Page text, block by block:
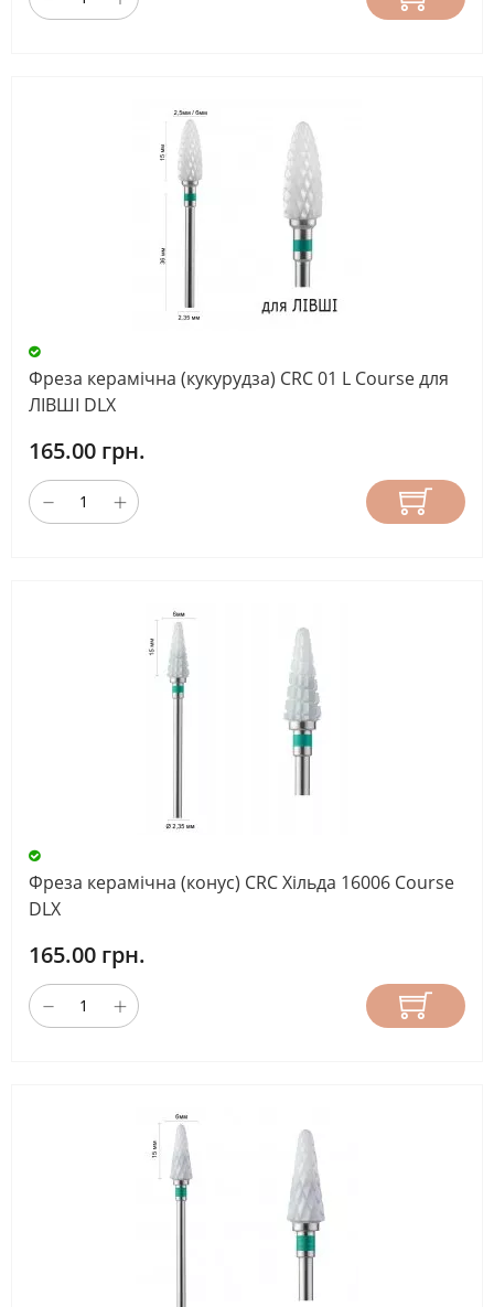
Фреза керамічна (кукурудза) CRC 01 L Course для
ЛІВШІ DLX
165.00 грн.
Фреза керамічна (конус) CRC Хільда 16006 Course
DLX
165.00 грн.